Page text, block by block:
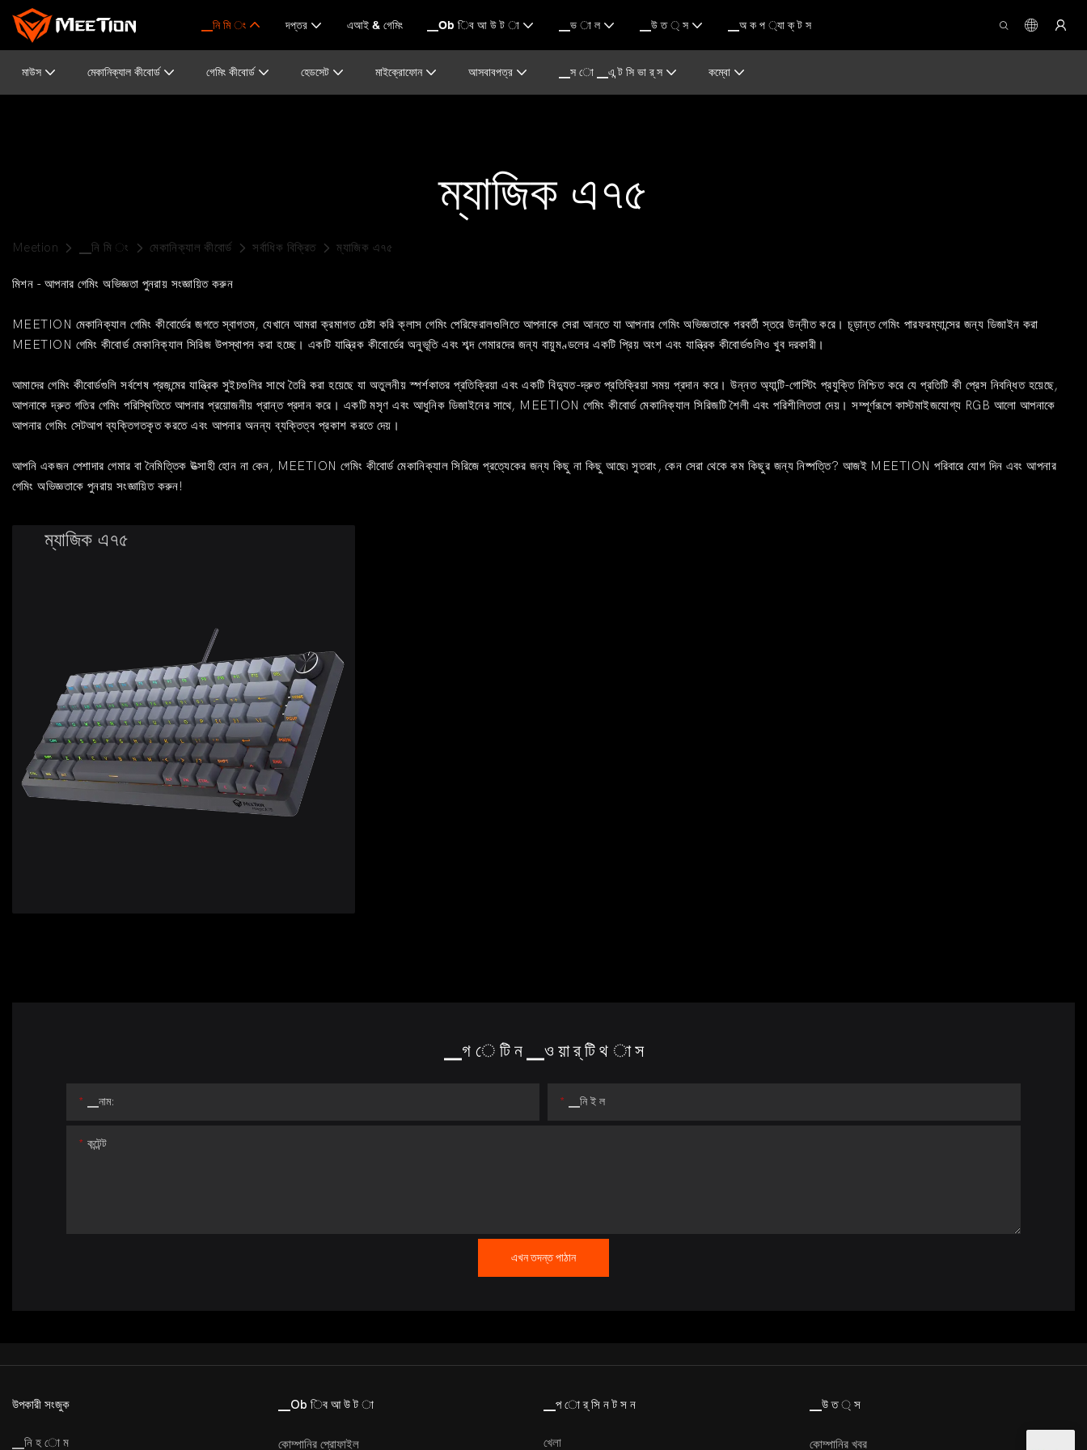
▁নি মি ং দপ্তর এআই & গেমিং ▁Ob িব আ উ ট া ▁ভ া ল ▁উ ত ্ স ▁অ ক প ্যা ক্ ট স
মাউস মেকানিক্যাল কীবোর্ড গেমিং কীবোর্ড হেডসেট মাইক্রোফোন আসবাবপত্র ▁স ো ▁এ ন্ট সি ভা র্ স কম্বো
ম্যাজিক এ৭৫
Meetion ▁নি মি ং মেকানিক্যাল কীবোর্ড সর্বাধিক বিক্রিত ম্যাজিক এ৭৫
মিশন - আপনার গেমিং অভিজ্ঞতা পুনরায় সংজ্ঞায়িত করুন
MEETION মেকানিক্যাল গেমিং কীবোর্ডের জগতে স্বাগতম, যেখানে আমরা ক্রমাগত চেষ্টা করি ক্লাস গেমিং পেরিফেরালগুলিতে আপনাকে সেরা আনতে যা আপনার গেমিং অভিজ্ঞতাকে পরবর্তী স্তরে উন্নীত করে। চূড়ান্ত গেমিং পারফরম্যান্সের জন্য ডিজাইন করা
MEETION গেমিং কীবোর্ড মেকানিক্যাল সিরিজ উপস্থাপন করা হচ্ছে। একটি যান্ত্রিক কীবোর্ডের অনুভূতি এবং শব্দ গেমারদের জন্য বায়ুমণ্ডলের একটি প্রিয় অংশ এবং যান্ত্রিক কীবোর্ডগুলিও খুব দরকারী।
আমাদের গেমিং কীবোর্ডগুলি সর্বশেষ প্রজন্মের যান্ত্রিক সুইচগুলির সাথে তৈরি করা হয়েছে যা অতুলনীয় স্পর্শকাতর প্রতিক্রিয়া এবং একটি বিদ্যুত-দ্রুত প্রতিক্রিয়া সময় প্রদান করে। উন্নত অ্যান্টি-গোস্টিং প্রযুক্তি নিশ্চিত করে যে প্রতিটি কী প্রেস নিবন্ধিত হয়েছে,
আপনাকে দ্রুত গতির গেমিং পরিস্থিতিতে আপনার প্রয়োজনীয় প্রান্ত প্রদান করে। একটি মসৃণ এবং আধুনিক ডিজাইনের সাথে, MEETION গেমিং কীবোর্ড মেকানিক্যাল সিরিজটি শৈলী এবং পরিশীলিততা দেয়। সম্পূর্ণরূপে কাস্টমাইজযোগ্য RGB আলো আপনাকে
আপনার গেমিং সেটআপ ব্যক্তিগতকৃত করতে এবং আপনার অনন্য ব্যক্তিত্ব প্রকাশ করতে দেয়।
আপনি একজন পেশাদার গেমার বা নৈমিত্তিক উত্সাহী হোন না কেন, MEETION গেমিং কীবোর্ড মেকানিক্যাল সিরিজে প্রত্যেকের জন্য কিছু না কিছু আছে৷ সুতরাং, কেন সেরা থেকে কম কিছুর জন্য নিষ্পত্তি? আজই MEETION পরিবারে যোগ দিন এবং আপনার
গেমিং অভিজ্ঞতাকে পুনরায় সংজ্ঞায়িত করুন!
ম্যাজিক এ৭৫
▁গ ে টি ন ▁ও য়া র্ টি থ া স
▁নাম: ▁নি ই ল
কন্টেন্ট
এখন তদন্ত পাঠান
উপকারী সংজুক
▁নি হ ো ম
▁Ob িব আ উ ট া
কোম্পানির প্রোফাইল
▁প ো র্ সি ন ট স ন
খেলা
▁উ ত ্ স
কোম্পানির খবর